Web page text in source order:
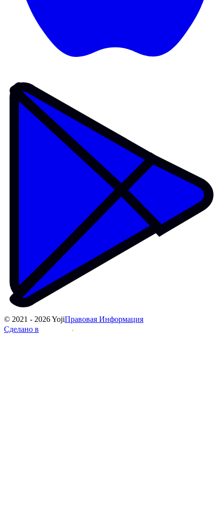
© 2021 - 2026 YojiПравовая Информация
Сделано в